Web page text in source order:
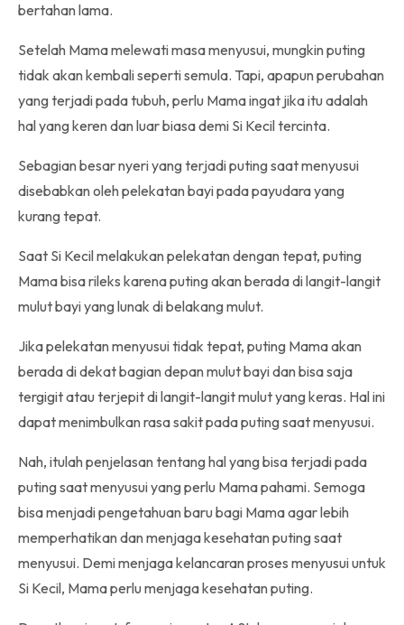
bertahan lama.
Setelah Mama melewati masa menyusui, mungkin puting
tidak akan kembali seperti semula. Tapi, apapun perubahan
yang terjadi pada tubuh, perlu Mama ingat jika itu adalah
hal yang keren dan luar biasa demi Si Kecil tercinta.
Sebagian besar nyeri yang terjadi puting saat menyusui
disebabkan oleh pelekatan bayi pada payudara yang
kurang tepat.
Saat Si Kecil melakukan pelekatan dengan tepat, puting
Mama bisa rileks karena puting akan berada di langit-langit
mulut bayi yang lunak di belakang mulut.
Jika pelekatan menyusui tidak tepat, puting Mama akan
berada di dekat bagian depan mulut bayi dan bisa saja
tergigit atau terjepit di langit-langit mulut yang keras. Hal ini
dapat menimbulkan rasa sakit pada puting saat menyusui.
Nah, itulah penjelasan tentang hal yang bisa terjadi pada
puting saat menyusui yang perlu Mama pahami. Semoga
bisa menjadi pengetahuan baru bagi Mama agar lebih
memperhatikan dan menjaga kesehatan puting saat
menyusui. Demi menjaga kelancaran proses menyusui untuk
Si Kecil, Mama perlu menjaga kesehatan puting.